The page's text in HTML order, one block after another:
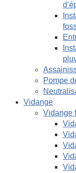
Pompe
Vidange
Vidange